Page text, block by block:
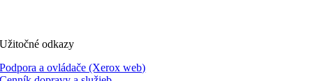
Užitočné odkazy
Podpora a ovládače (Xerox web)